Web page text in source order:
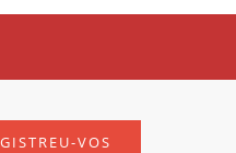
VOS